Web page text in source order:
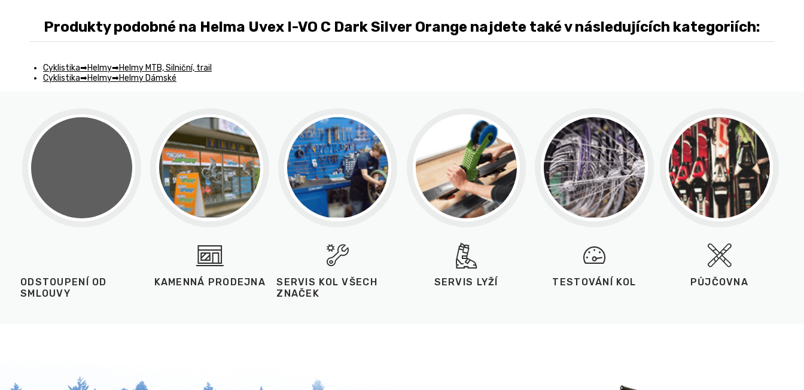
Produkty podobné na Helma Uvex I-VO C Dark Silver Orange najdete také v následujících kategoriích:
Cyklistika Helmy
Helmy MTB, Silniční, trail
Cyklistika
Helmy Helmy Dámské
ODSTOUPENÍ OD
SMLOUVY
KAMENNÁ PRODEJNA
SERVIS KOL VŠECH
ZNAČEK
SERVIS LYŽÍ TESTOVÁNÍ KOL PŮJČOVNA